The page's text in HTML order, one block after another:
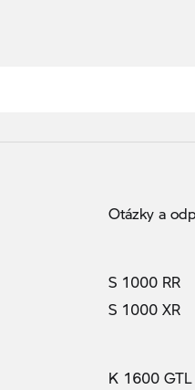
Otázky a
S 1000 RR
S 1000 XR
K 1600 GTL